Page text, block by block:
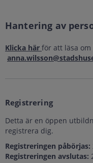
Hantering av
Klicka här för att läsa
Registrering
Detta är en öppen
registrera dig.
Registreringen påbörjas:
Registreringen avslutas: